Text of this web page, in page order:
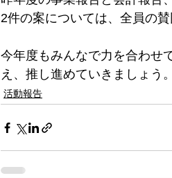
2件の案については、全員の
今年度もみんなで力を合わせ
え、推し進めていきましょう。
活動報告